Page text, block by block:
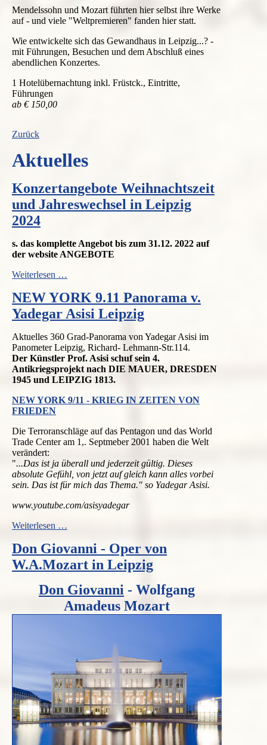
Mendelssohn und Mozart führten hier selbst ihre Werke
auf - und viele "Weltpremieren" fanden hier statt.
Wie entwickelte sich das Gewandhaus in Leipzig...? -
mit Führungen, Besuchen und dem Abschluß eines
abendlichen Konzertes.
1 Hotelübernachtung inkl. Früstck., Eintritte,
Führungen
ab € 150,00
Zurück
Aktuelles
Konzertangebote Weihnachtszeit
und Jahreswechsel in Leipzig
2024
s. das komplette Angebot bis zum 31.12. 2022 auf
der website ANGEBOTE
Weiterlesen …
und
Jahreswechsel
in
2024
NEW YORK 9.11 Panorama v.
Yadegar Asisi Leipzig
Aktuelles 360 Grad-Panorama von Yadegar Asisi im
Panometer Leipzig, Richard- Lehmann-Str.114.
Der Künstler Prof. Asisi schuf sein 4.
Antikriegsprojekt nach DIE MAUER, DRESDEN
1945 und LEIPZIG 1813.
NEW YORK 9/11 - KRIEG IN ZEITEN VON
FRIEDEN
Die Terroranschläge auf das Pentagon und das World
Trade Center am 1,. Septmeber 2001 haben die Welt
verändert:
"...Das ist ja überall und jederzeit gültig. Dieses
absolute Gefühl, von jetzt auf gleich kann alles vorbei
sein. Das ist für mich das Thema." so Yadegar Asisi.
www.youtube.com/asisyadegar
Weiterlesen …
9.11
Panorama
v.
Asisi
Leipzig
Don Giovanni - Oper von
W.A.Mozart in Leipzig
Don Giovanni - Wolfgang
Amadeus Mozart